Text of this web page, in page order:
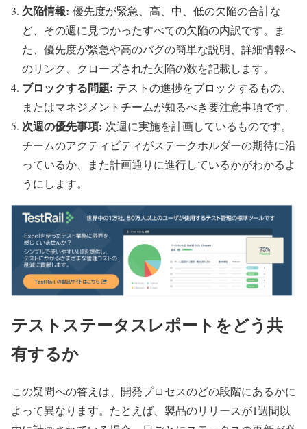
欠陥情報: 優先度が緊急、高、中、低の欠陥の合計な
ど、その週に見つかったすべての欠陥の内訳です。ま
た、優先度が緊急や高のバグの簡単な説明、詳細情報へ
のリンク、クローズされた欠陥の数を記載します。
ブロックする問題: テストの進捗をブロックするもの、
またはマネジメントチームが知るべき要注意事項です。
次週の優先事項: 次週に実施を計画しているものです。
チームのアクティビティがステークホルダーの期待に沿
っているか、また計画通りに進行しているかがわかるよ
うにします。
テストステータスレポートをどう共
有するか
この疑問への答えは、開発プロセスのどの段階にあるかに
よって異なります。たとえば、製品のリリースが1週間以